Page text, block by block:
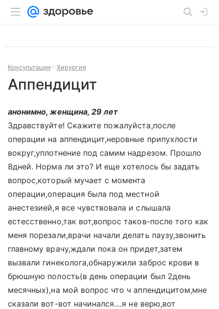
Консультации Хирургия
Аппендицит
анонимно, женщина, 29 лет
Здравствуйте! Скажите пожалуйста,после
операции на аппендицит,неровные припухлости
вокруг,уплотнение под самим надрезом. Прошло
8дней. Норма ли это? И еще хотелось бы задать
вопрос,который мучает с момента
операции,операция была под местной
анестезией,я все чувствовала и слышала
естесственно,так вот,вопрос таков-после того как
меня порезали,врачи начали делать паузу,звонить
главному врачу,ждали пока он придет,затем
вызвали гинеколога,обнаружили заброс крови в
брюшную полость(в день операции был 2день
месячных),на мой вопрос что ч аппендицитом,мне
сказали вот-вот начинался....я не верю,вот